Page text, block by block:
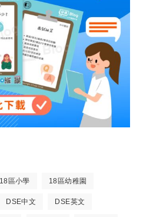
18區小學 18區幼稚園
DSE中文 DSE英文